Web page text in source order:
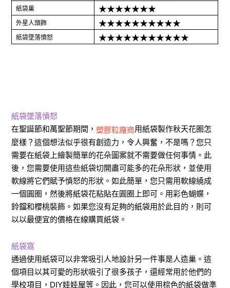
紙袋巢 ★★★★★★★
外星人頭飾 ★★★★★★★★★★
紙袋墜落憤怒 ★★★★★★★★★★★
紙袋墜落憤怒
在聖誕節和萬聖節期間，塑膠粒廠商用紙袋製作秋天花圈怎
麼樣？這個想法似乎很有創造力，令人興奮，不是嗎？您只
需要在紙袋上繪製簡單的花朵圖案就不需要做任何事情。此
後，您需要使用這些紙袋切開盡可能多的花朵形狀，並使用
軟線將它們賦予憤怒的形狀。如此簡單，您只需用軟線繞成
一個圓圈，然後將紙袋花粘貼在圓圈上即可。用彩色蝴蝶，
鈴鐺和櫻桃裝飾。如果您沒有足夠的紙袋用於此目的，則可
以以最便宜的價格在線購買紙袋。
紙袋窩
通過使用紙袋可以非常吸引人地設計另一件事是人造巢。這
個項目以其可愛的形狀吸引了很多孩子，還經常用於他們的
學校項目，DIY娃娃屋等。因此，您可以使用棕色的紙袋做準